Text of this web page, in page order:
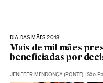
DIA DAS MÃES 2018
Mais de mil mães
beneficiadas por
JENIFFER MENDONÇA (PONTE) | São